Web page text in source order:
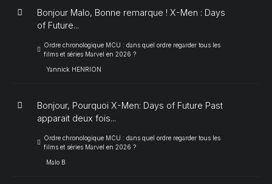
Bonjour Malo, Bonne remarque ! X-Men : Days
of Future...
Ordre chronologique MCU : dans quel ordre regarder tous les
films et séries Marvel en 2026 ?
Yannick HENRION
Bonjour, Pourquoi X-Men: Days of Future Past
apparait deux fois...
Ordre chronologique MCU : dans quel ordre regarder tous les
films et séries Marvel en 2026 ?
Malo B